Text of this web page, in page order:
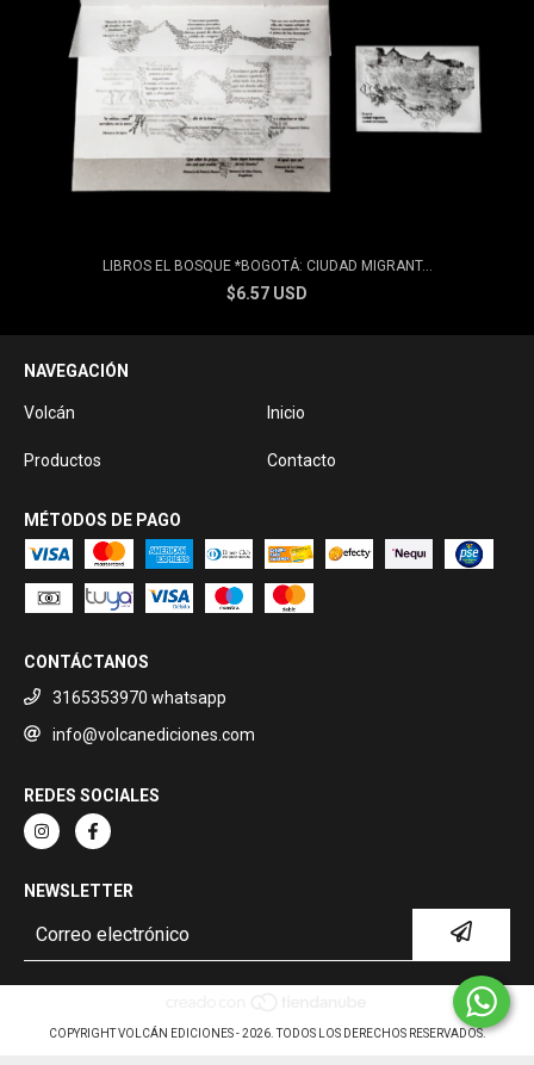
LIBROS EL BOSQUE *BOGOTÁ: CIUDAD MIGRANT...
$6.57 USD
NAVEGACIÓN
Volcán Inicio
Productos Contacto
MÉTODOS DE PAGO
CONTÁCTANOS
3165353970 whatsapp
info@volcanediciones.com
REDES SOCIALES
NEWSLETTER
COPYRIGHT VOLCÁN EDICIONES - 2026. TODOS LOS DERECHOS RESERVADOS.